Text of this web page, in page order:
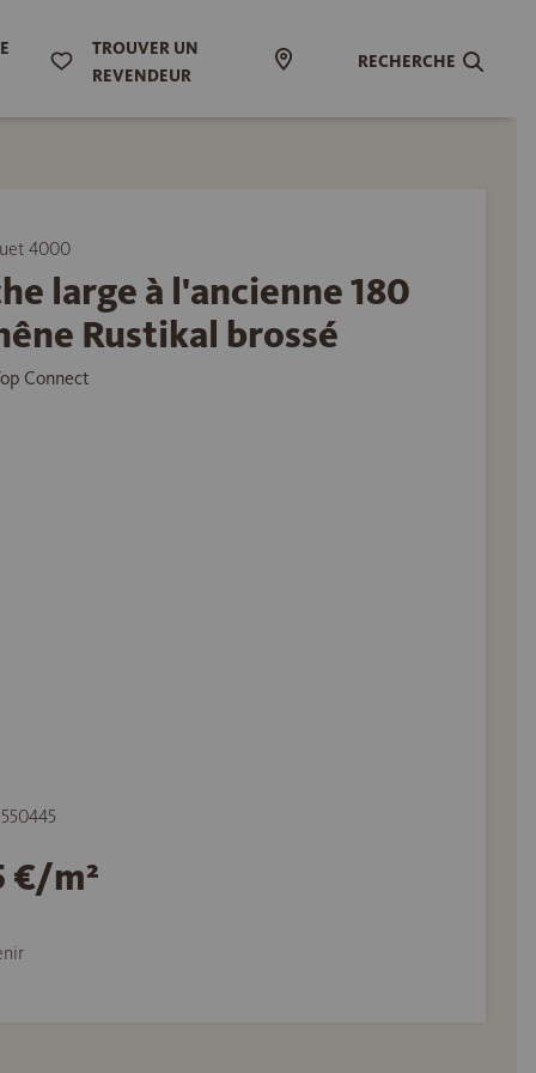
TROUVER UN
REVENDEUR
RECHERCHE
4000
large à l'ancienne 180
Rustikal brossé
Connect
€/m²